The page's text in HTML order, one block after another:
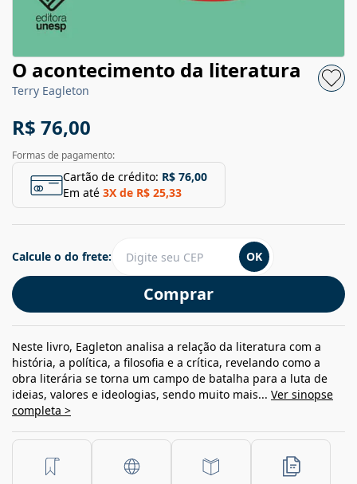
O acontecimento da literatura
Terry Eagleton
R$ 76,00
Formas de pagamento:
Cartão de crédito: R$ 76,00
Em até 3X de R$ 25,33
Comprar
Calcule o do frete: OK
Neste livro, Eagleton analisa a relação da literatura com a
história, a política, a filosofia e a crítica, revelando como a
obra literária se torna um campo de batalha para a luta de
ideias, valores e ideologias, sendo muito mais... Ver sinopse
completa >